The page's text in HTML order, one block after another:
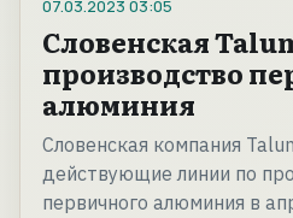
07.03.2023 03:05
Словенская
производство
алюминия
Словенская компания
действующие линии по
первичного алюминия в